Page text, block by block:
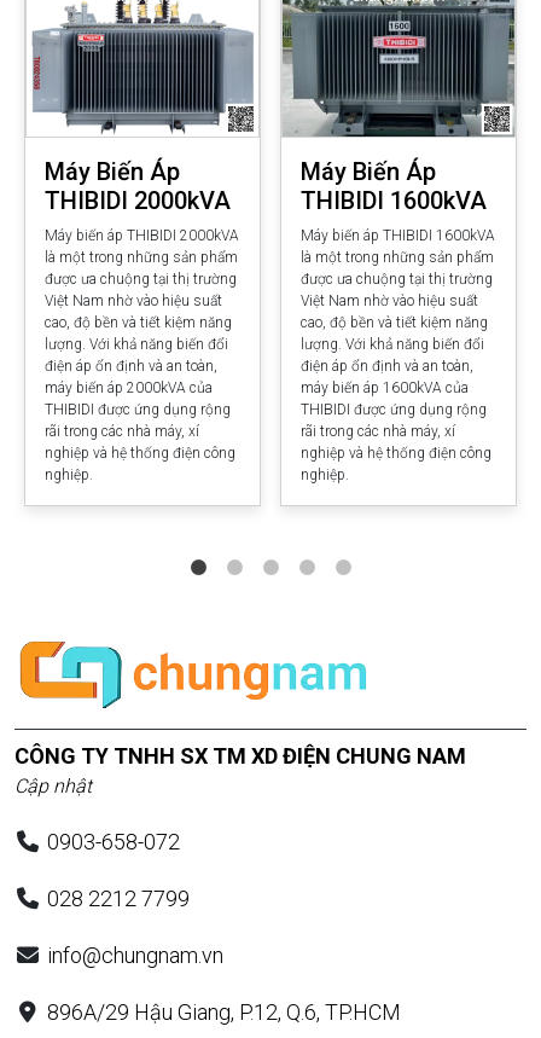
Máy Biến Áp
THIBIDI 2000kVA
Máy biến áp THIBIDI 2000kVA
là một trong những sản phẩm
được ưa chuộng tại thị trường
Việt Nam nhờ vào hiệu suất
cao, độ bền và tiết kiệm năng
lượng. Với khả năng biến đổi
điện áp ổn định và an toàn,
máy biến áp 2000kVA của
THIBIDI được ứng dụng rộng
rãi trong các nhà máy, xí
nghiệp và hệ thống điện công
nghiệp.
Máy Biến Áp
THIBIDI 1600kVA
Máy biến áp THIBIDI 1600kVA
là một trong những sản phẩm
được ưa chuộng tại thị trường
Việt Nam nhờ vào hiệu suất
cao, độ bền và tiết kiệm năng
lượng. Với khả năng biến đổi
điện áp ổn định và an toàn,
máy biến áp 1600kVA của
THIBIDI được ứng dụng rộng
rãi trong các nhà máy, xí
nghiệp và hệ thống điện công
nghiệp.
CÔNG TY TNHH SX TM XD ĐIỆN CHUNG NAM
Cập nhật
0903-658-072
028 2212 7799
info@chungnam.vn
896A/29 Hậu Giang, P.12, Q.6, TP.HCM